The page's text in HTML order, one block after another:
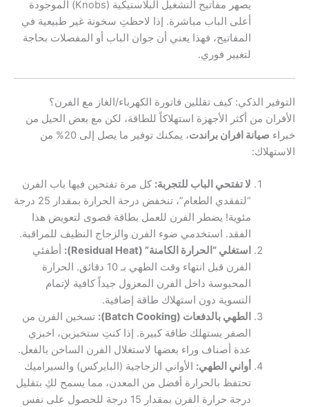
يصهر مفاتيح التشغيل البلاستيكية (Knobs) الموجودة
أعلى الباب مباشرة. إذا لاحظتِ سخونة غير طبيعية في
المفاتيح، فهذا يعني أن جوان الباب أو المفصلات بحاجة
لتغيير فوري.
التوفير الذكي: كيف تقللين فاتورة الكهرباء/الغاز مع الفرن؟
الأفران من أكثر الأجهزة استهلاكاً للطاقة، لكن مع بعض الحيل من
خبراء صيانة افران براندت
، يمكنك توفير ما يصل إلى 20% من
الاستهلاك:
لا تفتحي الباب للتجربة: كل مرة تفتحين فيها باب الفرن
“لتفقدي الطعام”، تنخفض درجة الحرارة بمقدار 25 درجة
مئوية! يضطر الفرن للعمل بطاقة قصوى لتعويض هذا
الفقد. استخدمي ضوء الفرن والزجاج النظيف للمراقبة.
استغلي “الحرارة الكامنة” (Residual Heat):
أطفئي
الفرن قبل انتهاء وقت الطهي بـ 10 دقائق. الحرارة
المحبوسة داخل الفرن المعزول جيداً كافية لإتمام
التسوية دون استهلاك طاقة إضافية.
الطهي بالدفعات (Batch Cooking):
تسخين الفرن من
الصفر يستهلك طاقة كبيرة. إذا كنتِ ستخبزين، اخبزي
عدة أصناف وراء بعضها لاستغلال الفرن الساخن بالفعل.
أواني الطهي: الأواني الزجاجية (البايركس) والسيراميك
تحتفظ بالحرارة أفضل من المعدن، مما يسمح لكِ بتقليل
درجة حرارة الفرن بمقدار 15 درجة للحصول على نفس